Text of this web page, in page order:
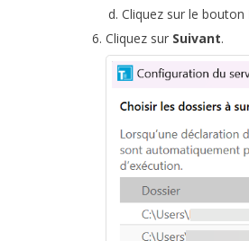
Cliquez sur le bouton
Cliquez sur Suivant.